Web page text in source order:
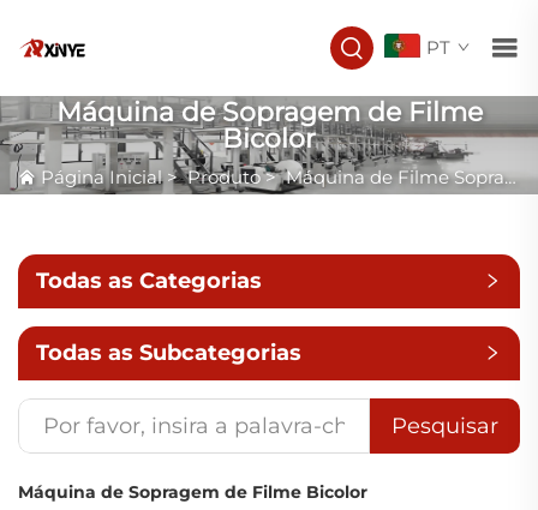
PT
Máquina de Sopragem de Filme
Bicolor
Página Inicial>Produto>Máquina de Filme Soprado
Todas as Categorias
Todas as Subcategorias
Pesquisar
Máquina de Sopragem de Filme Bicolor